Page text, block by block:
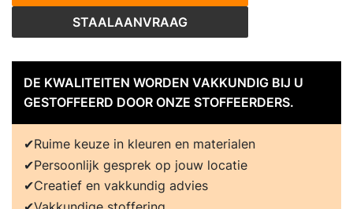
STAALAANVRAAG
DE KWALITEITEN WORDEN VAKKUNDIG BIJ U
GESTOFFEERD DOOR ONZE STOFFEERDERS.
Ruime keuze in kleuren en materialen
Persoonlijk gesprek op jouw locatie
Creatief en vakkundig advies